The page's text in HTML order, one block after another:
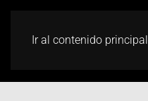
Ir al contenido principal